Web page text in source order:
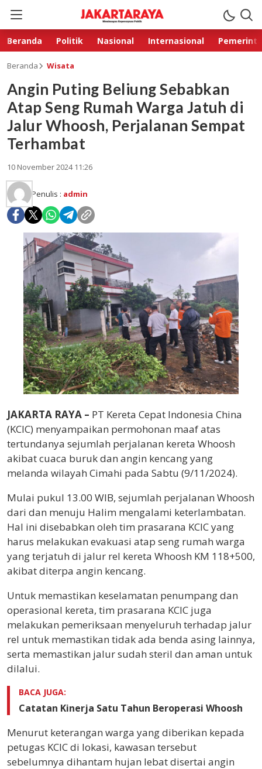
Beranda Politik Nasional Internasional
Beranda Wisata
Angin Puting Beliung Sebabkan
Atap Seng Rumah Warga Jatuh di
Jalur Whoosh, Perjalanan Sempat
Terhambat
10 November 2024 11:26
Penulis : admin
JAKARTA RAYA – PT Kereta Cepat Indonesia China
(KCIC) menyampaikan permohonan maaf atas
tertundanya sejumlah perjalanan kereta Whoosh
akibat cuaca buruk dan angin kencang yang
melanda wilayah Cimahi pada Sabtu (9/11/2024).
Mulai pukul 13.00 WIB, sejumlah perjalanan Whoosh
dari dan menuju Halim mengalami keterlambatan.
Hal ini disebabkan oleh tim prasarana KCIC yang
harus melakukan evakuasi atap seng rumah warga
yang terjatuh di jalur rel kereta Whoosh KM 118+500,
akibat diterpa angin kencang.
Untuk memastikan keselamatan penumpang dan
operasional kereta, tim prasarana KCIC juga
melakukan pemeriksaan menyeluruh terhadap jalur
rel untuk memastikan tidak ada benda asing lainnya,
serta memastikan jalur sudah steril dan aman untuk
dilalui.
BACA JUGA:
Catatan Kinerja Satu Tahun Beroperasi Whoosh
Menurut keterangan warga yang diberikan kepada
petugas KCIC di lokasi, kawasan tersebut
sebelumnya dihantam hujan lebat disertai angin